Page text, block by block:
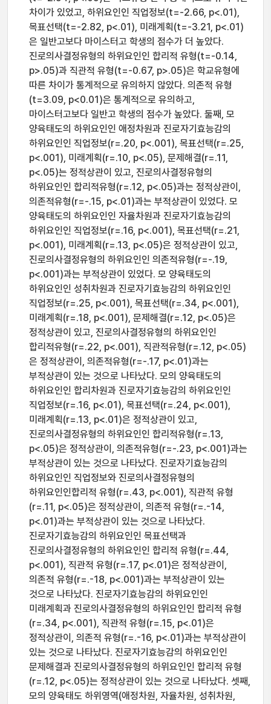
차이가 있었고, 하위요인인 직업정보(t=-2.66, p<.01),
목표선택(t=-2.82, p<.01), 미래계획(t=-3.21, p<.01)
은 일반고보다 마이스터고 학생의 점수가 더 높았다.
진로의사결정유형의 하위요인인 합리적 유형(t=-0.14,
p>.05)과 직관적 유형(t=-0.67, p>.05)은 학교유형에
따른 차이가 통계적으로 유의하지 않았다. 의존적 유형
(t=3.09, p<0.01)은 통계적으로 유의하고,
마이스터고보다 일반고 학생의 점수가 높았다. 둘째, 모
양육태도의 하위요인인 애정차원과 진로자기효능감의
하위요인인 직업정보(r=.20, p<.001), 목표선택(r=.25,
p<.001), 미래계획(r=.10, p<.05), 문제해결(r=.11,
p<.05)는 정적상관이 있고, 진로의사결정유형의
하위요인인 합리적유형(r=.12, p<.05)과는 정적상관이,
의존적유형(r=-.15, p<.01)과는 부적상관이 있었다. 모
양육태도의 하위요인인 자율차원과 진로자기효능감의
하위요인인 직업정보(r=.16, p<.001), 목표선택(r=.21,
p<.001), 미래계획(r=.13, p<.05)은 정적상관이 있고,
진로의사결정유형의 하위요인인 의존적유형(r=-.19,
p<.001)과는 부적상관이 있었다. 모 양육태도의
하위요인인 성취차원과 진로자기효능감의 하위요인인
직업정보(r=.25, p<.001), 목표선택(r=.34, p<.001),
미래계획(r=.18, p<.001), 문제해결(r=.12, p<.05)은
정적상관이 있고, 진로의사결정유형의 하위요인인
합리적유형(r=.22, p<.001), 직관적유형(r=.12, p<.05)
은 정적상관이, 의존적유형(r=-.17, p<.01)과는
부적상관이 있는 것으로 나타났다. 모의 양육태도의
하위요인인 합리차원과 진로자기효능감의 하위요인인
직업정보(r=.16, p<.01), 목표선택(r=.24, p<.001),
미래계획(r=.13, p<.01)은 정적상관이 있고,
진로의사결정유형의 하위요인인 합리적유형(r=.13,
p<.05)은 정적상관이, 의존적유형(r=-.23, p<.001)과는
부적상관이 있는 것으로 나타났다. 진로자기효능감의
하위요인인 직업정보와 진로의사결정유형의
하위요인인합리적 유형(r=.43, p<.001), 직관적 유형
(r=.11, p<.05)은 정적상관이, 의존적 유형(r=.-14,
p<.01)과는 부적상관이 있는 것으로 나타났다.
진로자기효능감의 하위요인인 목표선택과
진로의사결정유형의 하위요인인 합리적 유형(r=.44,
p<.001), 직관적 유형(r=.17, p<.01)은 정적상관이,
의존적 유형(r=.-18, p<.001)과는 부적상관이 있는
것으로 나타났다. 진로자기효능감의 하위요인인
미래계획과 진로의사결정유형의 하위요인인 합리적 유형
(r=.34, p<.001), 직관적 유형(r=.15, p<.01)은
정적상관이, 의존적 유형(r=.-16, p<.01)과는 부적상관이
있는 것으로 나타났다. 진로자기효능감의 하위요인인
문제해결과 진로의사결정유형의 하위요인인 합리적 유형
(r=.12, p<.05)는 정적상관이 있는 것으로 나타났다. 셋째,
모의 양육태도 하위영역(애정차원, 자율차원, 성취차원,